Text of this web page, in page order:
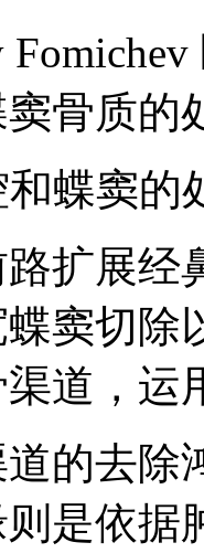
窦骨质的
和蝶窦的
扩展经
蝶窦切除
道，运
的去除
是依据